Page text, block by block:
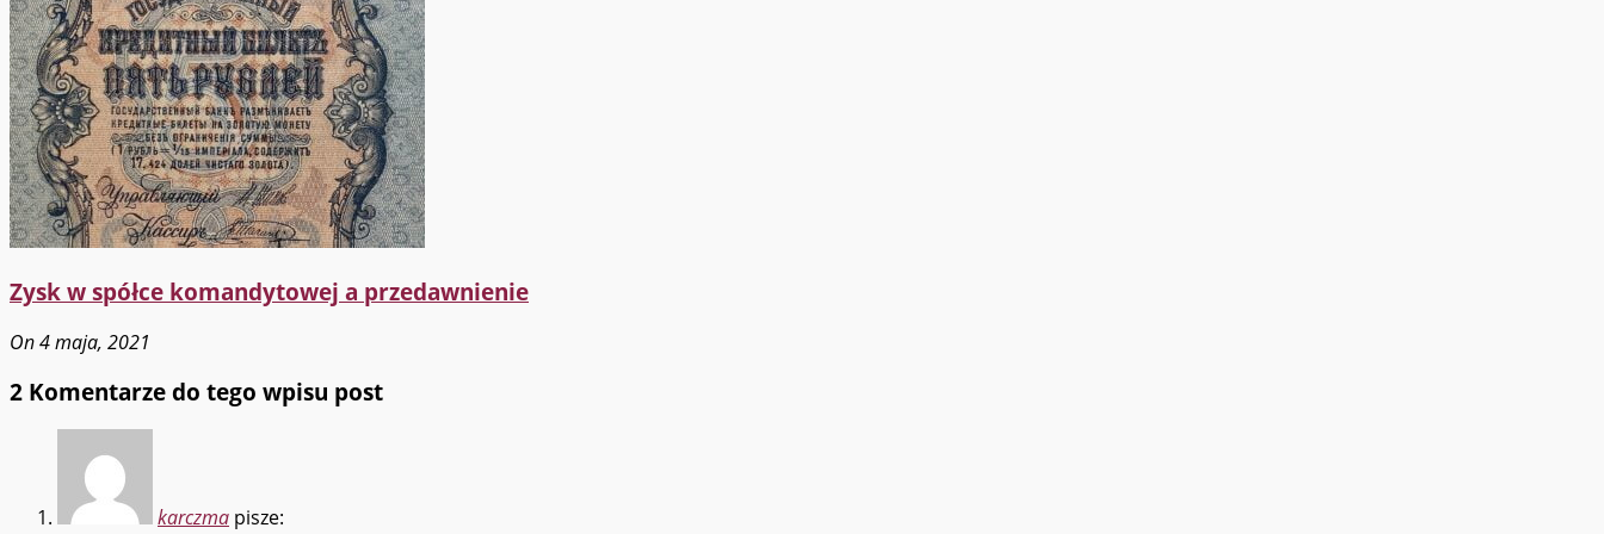
Zysk w spółce komandytowej a przedawnienie
On 4 maja, 2021
2 Komentarze do tego wpisu post
karczma pisze: